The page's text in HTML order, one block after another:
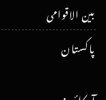
بین الاقوامی
پاکستان